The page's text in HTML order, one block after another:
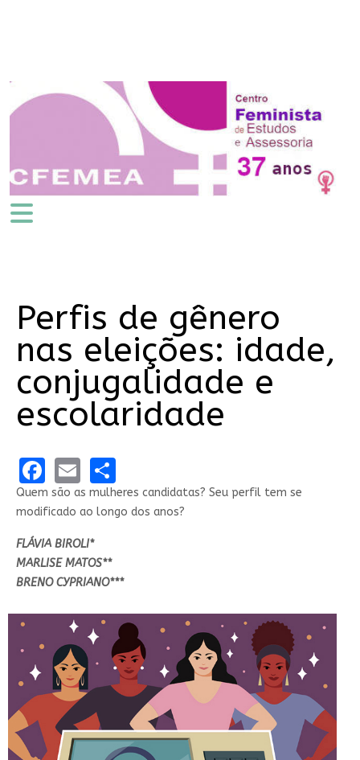
Perfis de gênero
nas eleições: idade,
conjugalidade e
escolaridade
Facebook
EmailShare
Quem são as mulheres candidatas? Seu perfil tem se
modificado ao longo dos anos?
FLÁVIA BIROLI*
MARLISE MATOS**
BRENO CYPRIANO***